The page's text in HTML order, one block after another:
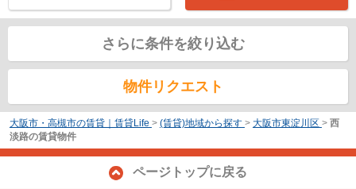
さらに条件を絞り込む
物件リクエスト
大阪市・高槻市の賃貸｜賃貸Life > (賃貸)地域から探す > 大阪市東淀川区 > 西
淡路の賃貸物件
ページトップに戻る